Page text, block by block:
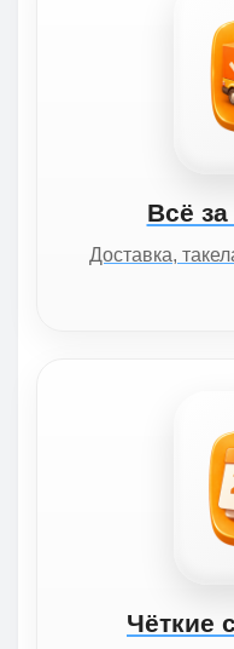
Всё
Доставка,
Чёткие